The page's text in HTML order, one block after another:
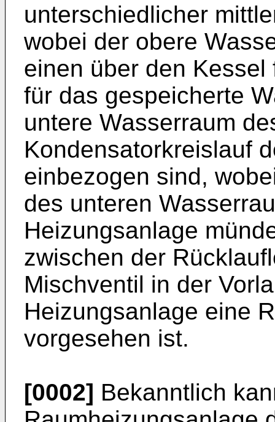
unterschiedlicher
wobei der obere
einen über den
für das gespeicherte
untere Wasserraum
Kondensatorkreislauf
einbezogen sind,
des unteren
Heizungsanlage
zwischen der
Mischventil in der
Heizungsanlage eine
vorgesehen ist.
[0002] Bekanntlich